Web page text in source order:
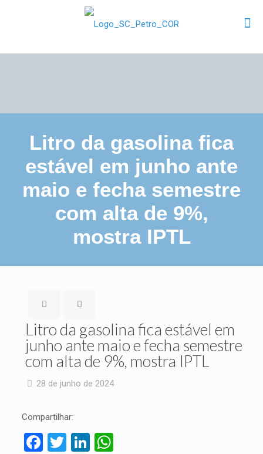
Litro da gasolina fica
estável em junho ante
maio e fecha semestre
com alta de 9%,
mostra IPTL
Litro da gasolina fica estável em
junho ante maio e fecha semestre
com alta de 9%, mostra IPTL
28 de junho de 2024
Compartilhar:
Facebook
TwitterLinkedIn
WhatsApp